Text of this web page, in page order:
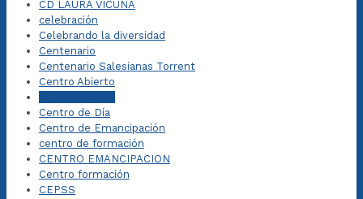
CD LAURA VICUÑA
celebración
Celebrando la diversidad
Centenario
Centenario Salesianas Torrent
Centro Abierto
Centro de Día
Centro de Emancipación
centro de formación
CENTRO EMANCIPACION
Centro formación
CEPSS